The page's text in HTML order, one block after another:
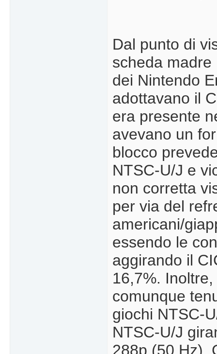
Dal punto di
scheda
dei Nintendo
adottavano il
era presente
avevano un
blocco
NTSC-U/J e
non corretta
per via del
americani/
essendo le
aggirando il
16,7%.
comunque
giochi NTSC-
NTSC-U/J
288p (50 Hz).